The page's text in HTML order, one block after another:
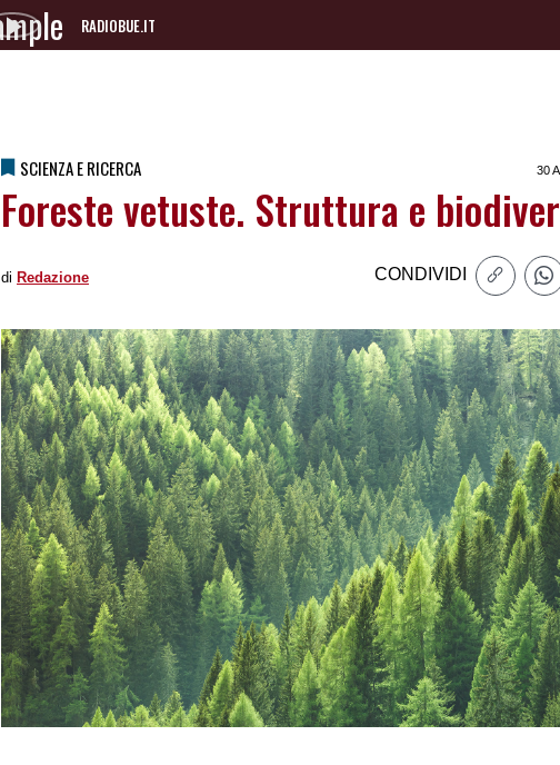
RADIOBUE.IT
Audio
SCIENZA E RICERCA 30
Foreste vetuste. Struttura e
di Redazione CONDIVIDI